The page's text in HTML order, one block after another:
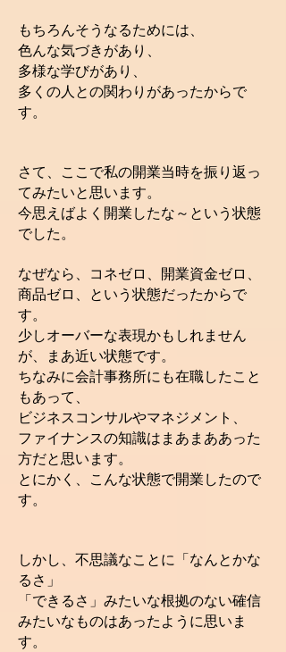
もちろんそうなるためには、
色んな気づきがあり、
多様な学びがあり、
多くの人との関わりがあったからで
す。
さて、ここで私の開業当時を振り返っ
てみたいと思います。
今思えばよく開業したな～という状態
でした。
なぜなら、コネゼロ、開業資金ゼロ、
商品ゼロ、という状態だったからで
す。
少しオーバーな表現かもしれません
が、まあ近い状態です。
ちなみに会計事務所にも在職したこと
もあって、
ビジネスコンサルやマネジメント、
ファイナンスの知識はまあまああった
方だと思います。
とにかく、こんな状態で開業したので
す。
しかし、不思議なことに「なんとかな
るさ」
「できるさ」みたいな根拠のない確信
みたいなものはあったように思いま
す。